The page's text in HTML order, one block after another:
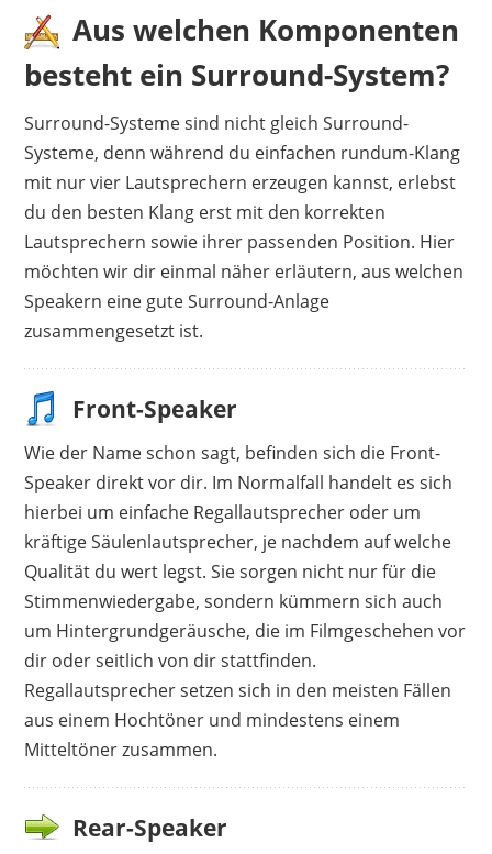
Aus welchen Komponenten
besteht ein Surround-System?
Surround-Systeme sind nicht gleich Surround-
Systeme, denn während du einfachen rundum-Klang
mit nur vier Lautsprechern erzeugen kannst, erlebst
du den besten Klang erst mit den korrekten
Lautsprechern sowie ihrer passenden Position. Hier
möchten wir dir einmal näher erläutern, aus welchen
Speakern eine gute Surround-Anlage
zusammengesetzt ist.
Front-Speaker
Wie der Name schon sagt, befinden sich die Front-
Speaker direkt vor dir. Im Normalfall handelt es sich
hierbei um einfache Regallautsprecher oder um
kräftige Säulenlautsprecher, je nachdem auf welche
Qualität du wert legst. Sie sorgen nicht nur für die
Stimmenwiedergabe, sondern kümmern sich auch
um Hintergrundgeräusche, die im Filmgeschehen vor
dir oder seitlich von dir stattfinden.
Regallautsprecher setzen sich in den meisten Fällen
aus einem Hochtöner und mindestens einem
Mitteltöner zusammen.
Rear-Speaker